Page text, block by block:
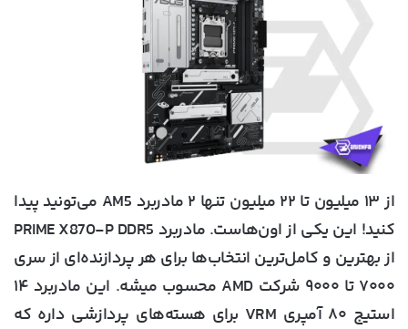
از ۱۳ میلیون تا ۲۲ میلیون تنها ۲ مادربرد AM5 می‌تونید پیدا
کنید! این یکی از اون‌هاست. مادربرد PRIME X870-P DDR5
از بهترین و کامل‌ترین انتخاب‌ها برای هر پردازنده‌ای از سری
۷۰۰۰ تا ۹۰۰۰ شرکت AMD محسوب میشه. این مادربرد ۱۴
استیج ۸۰ آمپری VRM برای هسته‌های پردازشی داره که